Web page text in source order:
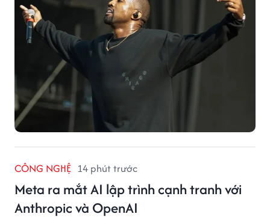
CÔNG NGHỆ 14 phút trước
Meta ra mắt AI lập trình cạnh tranh với
Anthropic và OpenAI